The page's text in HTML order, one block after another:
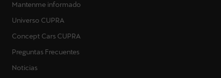
Mantenme informado
Universo CUPRA
Concept Cars CUPRA
Preguntas Frecuentes
Noticias